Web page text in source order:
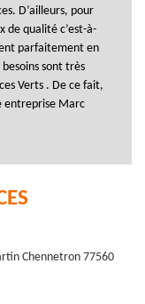
D’ailleurs, pour
de qualité c’est-à-
parfaitement en
sont très
Verts . De ce fait,
entreprise Marc
Chennetron 77560